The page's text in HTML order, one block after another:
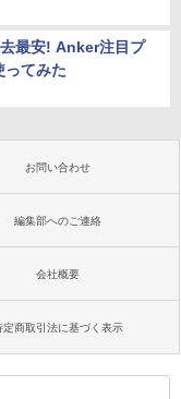
最安! Anker注目プ
ってみた
お問い合わせ
編集部へのご連絡
会社概要
定商取引法に基づく表示